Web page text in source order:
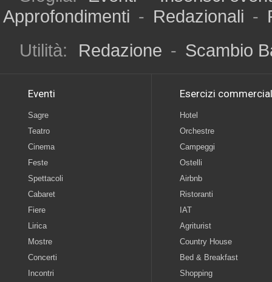
Approfondimenti - Redazionali -
Utilità:
Redazione - Scambio
Eventi
Sagre
Teatro
Cinema
Feste
Spettacoli
Cabaret
Fiere
Lirica
Mostre
Concerti
Incontri
Esercizi
Hotel
Orchestre
Campeggi
Ostelli
Airbnb
Ristoranti
IAT
Agriturist
Country House
Bed & Breakfast
Shopping